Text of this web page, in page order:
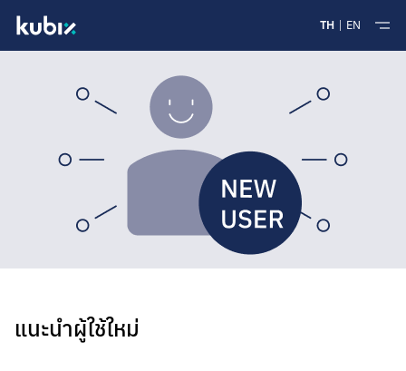
TH EN
แนะนำผู้ใช้ใหม่